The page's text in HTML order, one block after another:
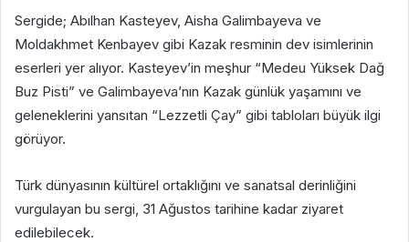
Sergide; Abılhan Kasteyev, Aisha Galimbayeva ve
Moldakhmet Kenbayev gibi Kazak resminin dev isimlerinin
eserleri yer alıyor. Kasteyev’in meşhur “Medeu Yüksek Dağ
Buz Pisti” ve Galimbayeva’nın Kazak günlük yaşamını ve
geleneklerini yansıtan “Lezzetli Çay” gibi tabloları büyük ilgi
görüyor.
Türk dünyasının kültürel ortaklığını ve sanatsal derinliğini
vurgulayan bu sergi, 31 Ağustos tarihine kadar ziyaret
edilebilecek.